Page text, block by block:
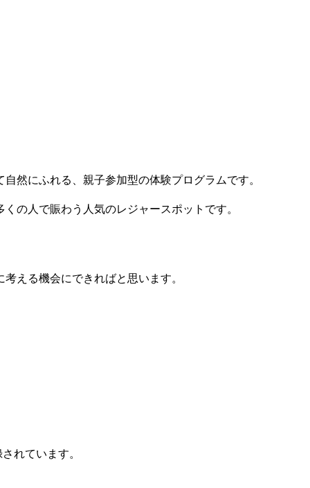
然にふれる、親子参加型の体験プログラムです。
の人で賑わう人気のレジャースポットです。
える機会にできればと思います。
れています。